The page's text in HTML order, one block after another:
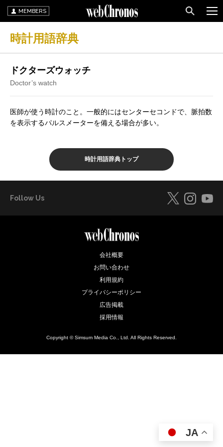
MEMBERS
時計用語辞典
ドクターズウォッチ
Doctor’s watch
医師が使う時計のこと。一般的にはセンターセコンドで、脈拍数
を表示するパルスメーターを備える場合が多い。
時計用語辞典トップ
Follow Us
会社概要
お問い合わせ
利用規約
プライバシーポリシー
広告掲載
採用情報
Copyright © Simsum Media Co., Ltd. All Rights Reserved.
JA